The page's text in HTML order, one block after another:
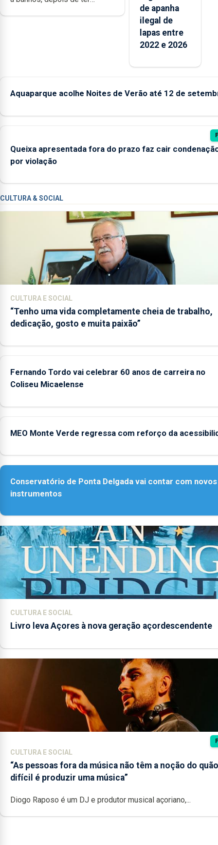
de apanha
ilegal de
lapas entre
2022 e 2026
Aquaparque acolhe Noites de Verão até 12 de
Queixa apresentada fora do prazo faz cair
por violação
CULTURA & SOCIAL
CULTURA E SOCIAL
“Tenho uma vida completamente cheia de trabalho,
dedicação, gosto e muita paixão”
Fernando Tordo vai celebrar 60 anos de carreira no
Coliseu Micaelense
MEO Monte Verde regressa com reforço da
Conservatório de Ponta Delgada vai contar com novos
instrumentos
CULTURA E SOCIAL
Livro leva Açores à nova geração açordescendente
CULTURA E SOCIAL
“As pessoas fora da música não têm a noção do quão
difícil é produzir uma música”
Diogo Raposo é um DJ e produtor musical açoriano,...